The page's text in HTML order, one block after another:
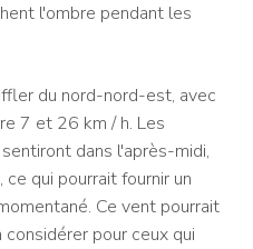
l'ombre pendant les
du nord-nord-est, avec
7 et 26 km / h. Les
dans l'après-midi,
qui pourrait fournir un
Ce vent pourrait
pour ceux qui